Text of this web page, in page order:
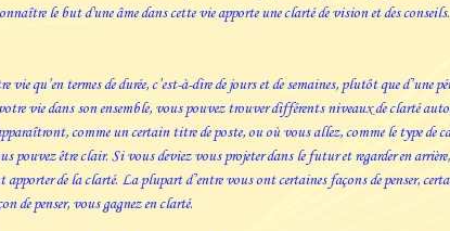
le but d'une âme dans cette vie apporte une clarté de vision et des
qu’en termes de durée, c’est-à-dire de jours et de semaines, plutôt que d’une
vie dans son ensemble, vous pouvez trouver différents niveaux de clarté
comme un certain titre de poste, ou où vous allez, comme le type de
pouvez être clair. Si vous deviez vous projeter dans le futur et regarder en
apporter de la clarté. La plupart d’entre vous ont certaines façons de penser,
de penser, vous gagnez en clarté.